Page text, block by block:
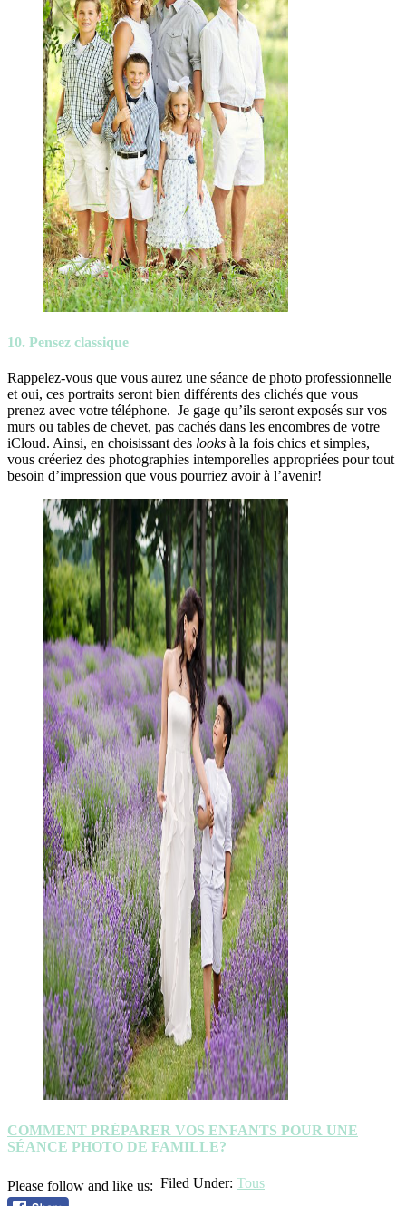
10. Pensez classique
Rappelez-vous que vous aurez une séance de photo professionnelle
et oui, ces portraits seront bien différents des clichés que vous
prenez avec votre téléphone. Je gage qu’ils seront exposés sur vos
murs ou tables de chevet, pas cachés dans les encombres de votre
iCloud. Ainsi, en choisissant des looks à la fois chics et simples,
vous créeriez des photographies intemporelles appropriées pour tout
besoin d’impression que vous pourriez avoir à l’avenir!
COMMENT PRÉPARER VOS ENFANTS POUR UNE
SÉANCE PHOTO DE FAMILLE?
Please follow and like us: Filed Under: Tous